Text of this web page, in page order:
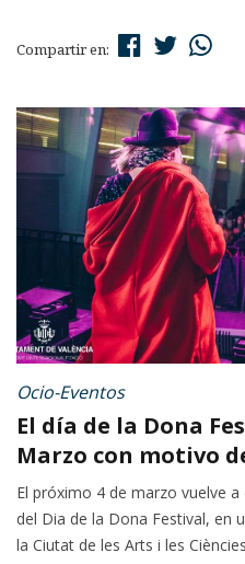
Compartir en:
Ocio-Eventos
El día de la Dona
Marzo con motivo
El próximo 4 de marzo vuelve
del Dia de la Dona Festival, en
la Ciutat de les Arts i les